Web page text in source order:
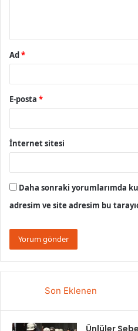
Ad*
E-posta *
İnternet sitesi
Daha sonraki yorumlarımda
adresim ve site adresim bu
Son Eklenen